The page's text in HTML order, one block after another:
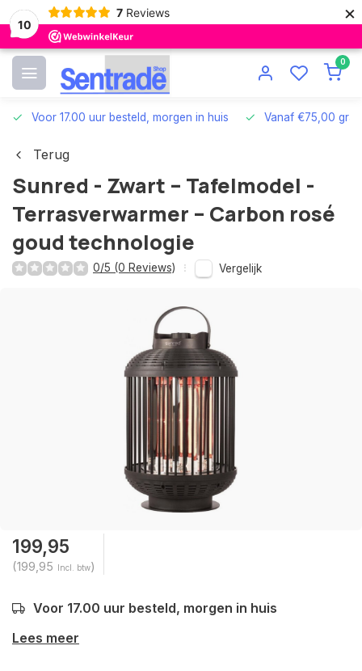
10
7 Reviews ×
0
Voor 17.00 uur besteld, morgen in huis Vanaf €75,00
Terug
Sunred - Zwart – Tafelmodel -
Terrasverwarmer – Carbon rosé
goud technologie
0/5 (0 Reviews) Vergelijk
199,95
(199,95 Incl. btw)
Voor 17.00 uur besteld, morgen in huis
Lees meer